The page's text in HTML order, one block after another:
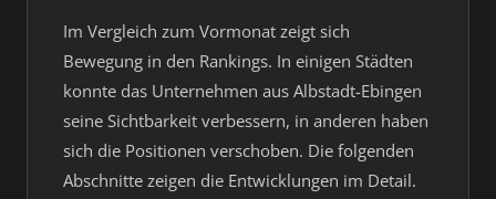
Im Vergleich zum Vormonat zeigt sich
Bewegung in den Rankings. In einigen Städten
konnte das Unternehmen aus Albstadt-Ebingen
seine Sichtbarkeit verbessern, in anderen haben
sich die Positionen verschoben. Die folgenden
Abschnitte zeigen die Entwicklungen im Detail.